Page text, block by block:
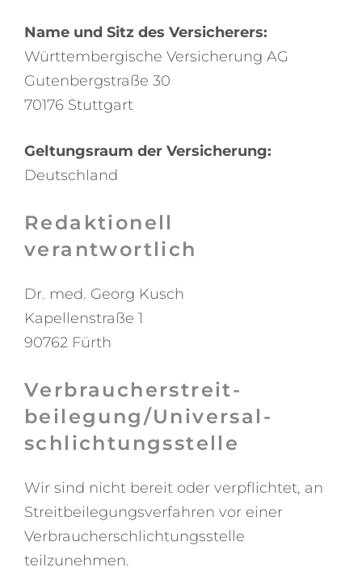
Name und Sitz des Versicherers:
Württembergische Versicherung AG
Gutenbergstraße 30
70176 Stuttgart
Geltungsraum der Versicherung:
Deutschland
Redaktionell
verantwortlich
Dr. med. Georg Kusch
Kapellenstraße 1
90762 Fürth
Verbraucher­streit­
beilegung/Universal­
schlichtungs­stelle
Wir sind nicht bereit oder verpflichtet, an
Streitbeilegungsverfahren vor einer
Verbraucherschlichtungsstelle
teilzunehmen.